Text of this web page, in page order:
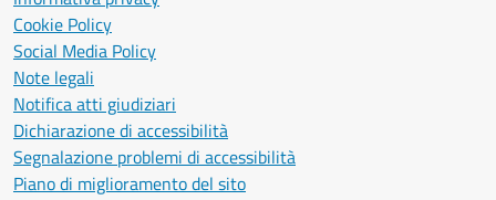
Cookie Policy
Social Media Policy
Note legali
Notifica atti giudiziari
Dichiarazione di accessibilità
Segnalazione problemi di accessibilità
Piano di miglioramento del sito